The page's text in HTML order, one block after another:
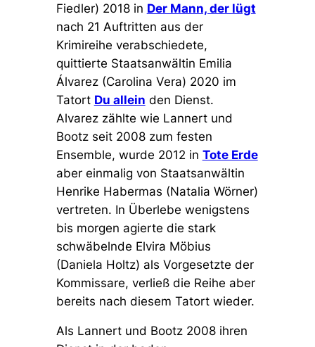
Fiedler) 2018 in Der Mann, der lügt
nach 21 Auftritten aus der
Krimireihe verabschiedete,
quittierte Staatsanwältin Emilia
Álvarez (Carolina Vera) 2020 im
Tatort Du allein den Dienst.
Alvarez zählte wie Lannert und
Bootz seit 2008 zum festen
Ensemble, wurde 2012 in Tote Erde
aber einmalig von Staatsanwältin
Henrike Habermas (Natalia Wörner)
vertreten. In Überlebe wenigstens
bis morgen agierte die stark
schwäbelnde Elvira Möbius
(Daniela Holtz) als Vorgesetzte der
Kommissare, verließ die Reihe aber
bereits nach diesem Tatort wieder.
Als Lannert und Bootz 2008 ihren